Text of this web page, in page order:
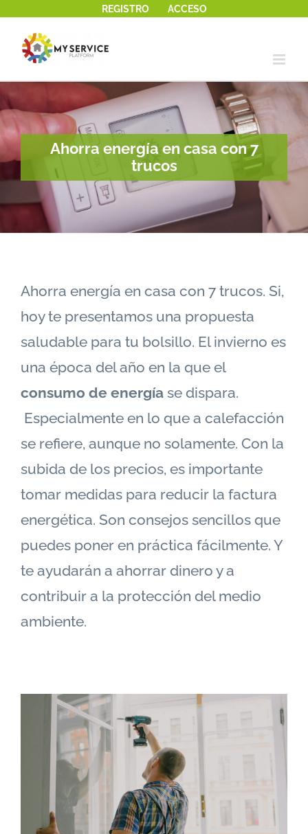
contenido
REGISTRO ACCESO
Ahorra energía en casa con 7
trucos
Ahorra energía en casa con 7 trucos. Si,
hoy te presentamos una propuesta
saludable para tu bolsillo. El invierno es
una época del año en la que el
consumo de energía se dispara.
Especialmente en lo que a calefacción
se refiere, aunque no solamente. Con la
subida de los precios, es importante
tomar medidas para reducir la factura
energética. Son consejos sencillos que
puedes poner en práctica fácilmente. Y
te ayudarán a ahorrar dinero y a
contribuir a la protección del medio
ambiente.